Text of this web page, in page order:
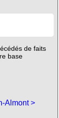
de faits
base
Almont >